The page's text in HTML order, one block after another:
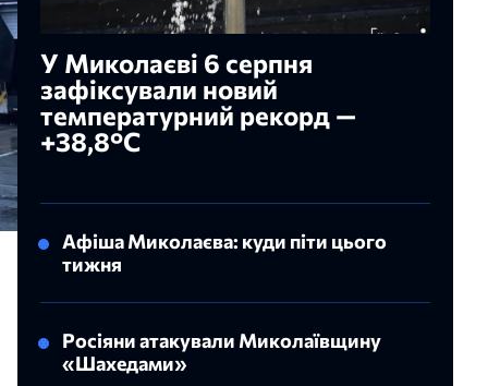
У Миколаєві 6 серпня
зафіксували новий
температурний рекорд —
+38,8°С
Афіша Миколаєва: куди піти цього
тижня
Росіяни атакували Миколаївщину
«Шахедами»